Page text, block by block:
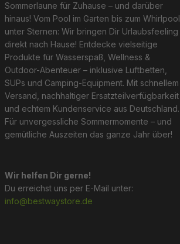
Sommerlaune für Zuhause – und darüber
hinaus! Vom Pool im Garten bis zum Whirlpool
unter Sternen: Wir bringen Dir Urlaubsfeeling
direkt nach Hause! Entdecke vielseitige
Produkte für Wasserspaß, Wellness &
Outdoor-Abenteuer – inklusive Luftbetten,
SUPs und Camping-Equipment. Mit schnellem
Versand, nachhaltiger Ersatzteilverfügbarkeit
und echtem Kundenservice aus Deutschland.
Für unvergessliche Sommermomente – und
gemütliche Auszeiten das ganze Jahr über!
Wir helfen Dir gerne!
Du erreichst uns per E-Mail unter:
info@bestwaystore.de